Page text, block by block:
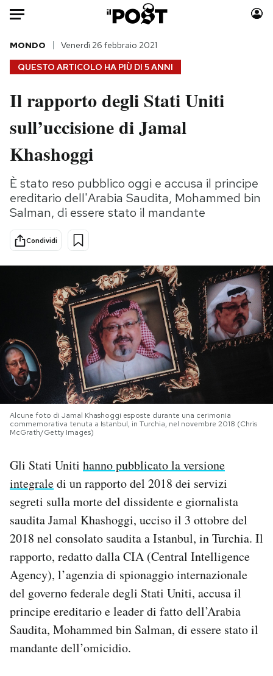
Auto
HOME
Italia
Politica
Tecnologia
Scienza
Cultura
Sport
Moda
Consumismi
Media
Europa
PODCAST
NEWSLETTER
I MIEI PREFERITI
SHOP
AREA PERSONALE
Area Personale
Newsletter
Notifiche mobile
Regala il Post
Hai bisogno di aiuto?
QUESTO ARTICOLO HA PIÙ DI 5 ANNI
MONDO Venerdì 26 febbraio 2021
Il rapporto degli Stati Uniti
sull’uccisione di Jamal
Khashoggi
È stato reso pubblico oggi e accusa il principe
ereditario dell'Arabia Saudita, Mohammed bin
Salman, di essere stato il mandante
Condividi
Alcune foto di Jamal Khashoggi esposte durante una cerimonia
commemorativa tenuta a Istanbul, in Turchia, nel novembre 2018 (Chris
McGrath/Getty Images)
Gli Stati Uniti hanno pubblicato la versione
integraledi un rapporto del 2018 dei servizi
segreti sulla morte del dissidente e giornalista
saudita Jamal Khashoggi, ucciso il 3 ottobre del
2018 nel consolato saudita a Istanbul, in Turchia. Il
rapporto, redatto dalla CIA (Central Intelligence
Agency), l’agenzia di spionaggio internazionale
del governo federale degli Stati Uniti, accusa il
principe ereditario e leader di fatto dell’Arabia
Saudita, Mohammed bin Salman, di essere stato il
mandante dell’omicidio.